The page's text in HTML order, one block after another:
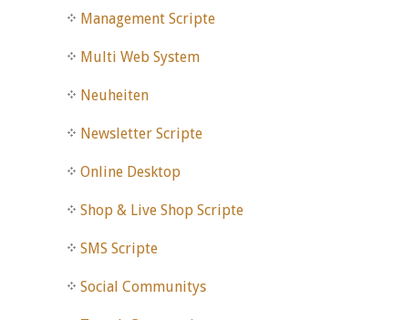
Management Scripte
Multi Web System
Neuheiten
Newsletter Scripte
Online Desktop
Shop & Live Shop Scripte
SMS Scripte
Social Communitys